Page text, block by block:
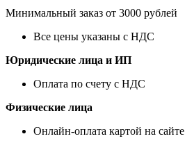
Минимальный заказ от 3000 рублей
Все цены указаны с НДС
Юридические лица и ИП
Оплата по счету с НДС
Физические лица
Онлайн-оплата картой на сайте